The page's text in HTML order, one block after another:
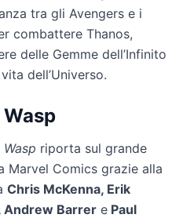
tra gli Avengers e i
combattere Thanos,
delle Gemme dell’Infinito
dell’Universo.
riporta sul grande
Marvel Comics grazie alla
Chris McKenna, Erik
Andrew Barrer e Paul